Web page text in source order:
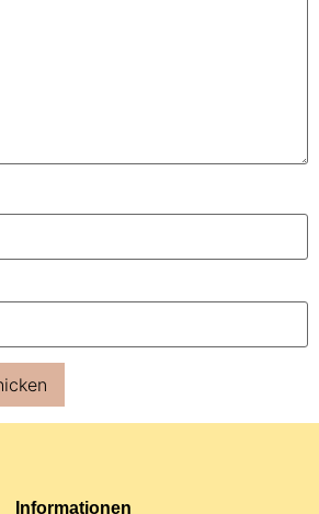
Informationen